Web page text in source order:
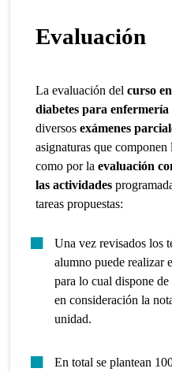
Evaluación
La evaluación delcurso
diabetes para enfermería
diversosexámenes
asignaturas que
como por laevaluación
las actividades
tareas propuestas:
Una vez revisados los
alumno puede realizar
para lo cual dispone
en consideración la
unidad.
En total se plantean